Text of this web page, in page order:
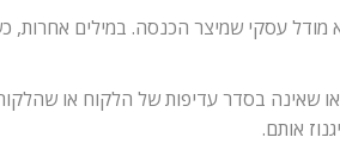
מודל עסקי שמיצר הכנסה. במילים אחרות,
שאינה בסדר עדיפות של הלקוח או
אותם.